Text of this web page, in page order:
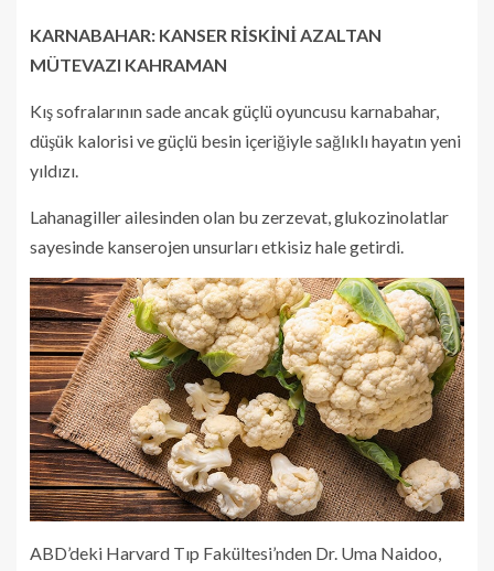
KARNABAHAR: KANSER RİSKİNİ AZALTAN
MÜTEVAZI KAHRAMAN
Kış sofralarının sade ancak güçlü oyuncusu karnabahar,
düşük kalorisi ve güçlü besin içeriğiyle sağlıklı hayatın yeni
yıldızı.
Lahanagiller ailesinden olan bu zerzevat, glukozinolatlar
sayesinde kanserojen unsurları etkisiz hale getirdi.
ABD’deki Harvard Tıp Fakültesi’nden Dr. Uma Naidoo,